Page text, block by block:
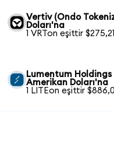
Vertiv (Ondo
Doları'na
1 VRTon eşittir $275,21
Lumentum
Amerikan Doları'na
1 LITEon eşittir